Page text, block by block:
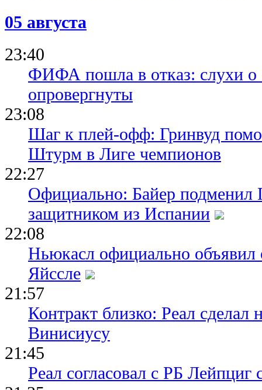
05 августа
23:40
ФИФА пошла в отказ: слухи
опровергнуты
23:08
Шаг к плей-офф: Гринвуд
Штурм в Лиге чемпионов
22:27
Официально: Байер подменил
защитником из Испании
22:08
Ньюкасл официально объявил
Яйссле
21:57
Контракт близко: Реал сделал
Винисиусу
21:45
Реал согласовал с РБ